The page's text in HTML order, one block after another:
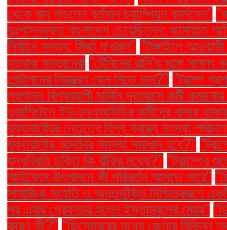
থেকে বাদ পড়লেন বর্তমান চ্যাম্পিয়ন কার্লসেন"
দুঃশাসনমুক্ত বাংলাদেশ চেয়েছিলেন: জামায়াত
নির্বাচন সম্ভব: মির্জা ফখরুল" "টাঙ্গাইলে
হতবাক সন্তানেরা "টেনিসের রানি’র সঙ্গে
পেন্টাগনের নিয়ন্ত্রণ কেন নিতে চান?" "ট্রাম্প
প্রশাসন বিশ্বব্যাপী মার্কিন দূতাবাসে কর্মী
ওয়াশিংটনে ইউএসএআইডির কর্মীদের বাসায় থাকার
যুক্তরাষ্ট্রের নেতৃত্বে বিশ্ব স্বাস্থ্য সংস্থা
যুক্তরাষ্ট্রে আদানির সমস্যা সমাধান হবে?"
যুদ্ধবিরতি চুক্তি কি ঝুঁকির মধ্যে?" "ট্রাম্পের
আইফোন উৎপাদনে কী পরিবর্তন আসতে পারে"
সামাজিক সংহতি ও অন্তর্ভুক্তি নিশ্চিতকরণে
পর এবার গ্রেফতার হলেন ইস্তাম্বুলের মেয়র"
কারণ কী?" "ডিসেম্বরের মধ্যে জেলার বিভিন্ন